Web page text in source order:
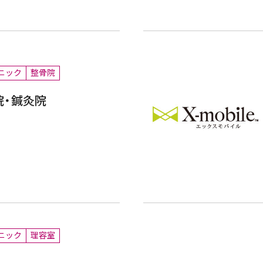
ック 整骨院
鍼灸院
ック 理容室